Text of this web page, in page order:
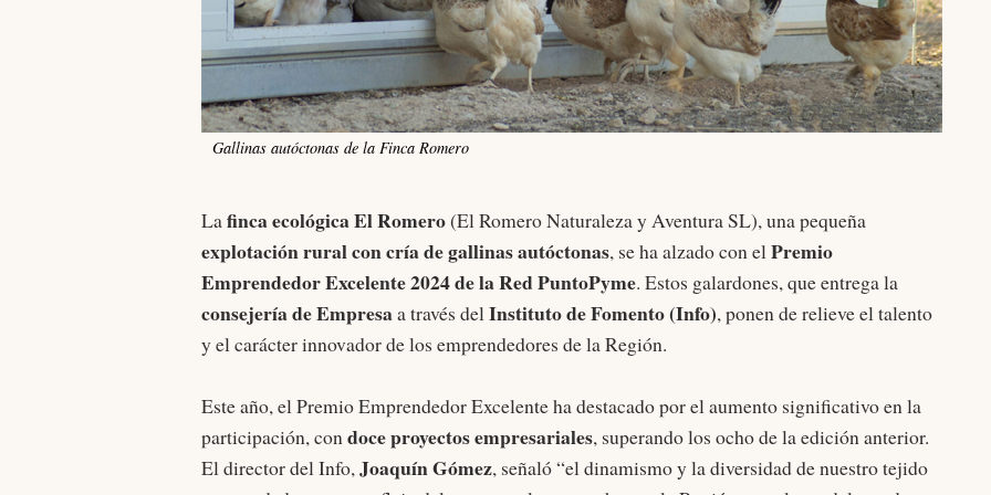
Gallinas autóctonas de la Finca Romero
Lafinca ecológica El Romero(El Romero Naturaleza y Aventura SL), una pequeña
explotación rural con cría de gallinas autóctonas, se ha alzado con elPremio
Emprendedor Excelente 2024 de la Red PuntoPyme. Estos galardones, que entrega la
consejería de Empresaa través delInstituto de Fomento (Info), ponen de relieve el talento
y el carácter innovador de los emprendedores de la Región.
Este año, el Premio Emprendedor Excelente ha destacado por el aumento significativo en la
participación, condoce proyectos empresariales, superando los ocho de la edición anterior.
El director del Info,Joaquín Gómez, señaló “el dinamismo y la diversidad de nuestro tejido